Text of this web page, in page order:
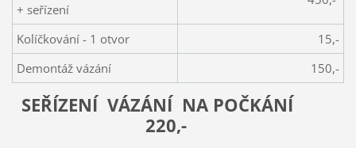
+ seřízení
Kolíčkování - 1 otvor
15,-
Demontáž vázání
150,-
SEŘÍZENÍ VÁZÁNÍ NA POČKÁNÍ
220,-